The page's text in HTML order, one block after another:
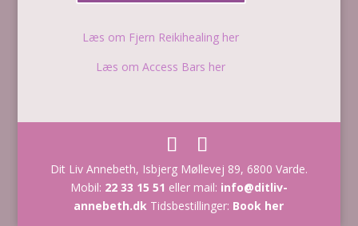
Læs om Fjern Reikihealing her
Læs om Access Bars her
Dit Liv Annebeth, Isbjerg Møllevej 89, 6800 Varde.
Mobil: 22 33 15 51 eller mail: info@ditliv-
annebeth.dk Tidsbestillinger: Book her